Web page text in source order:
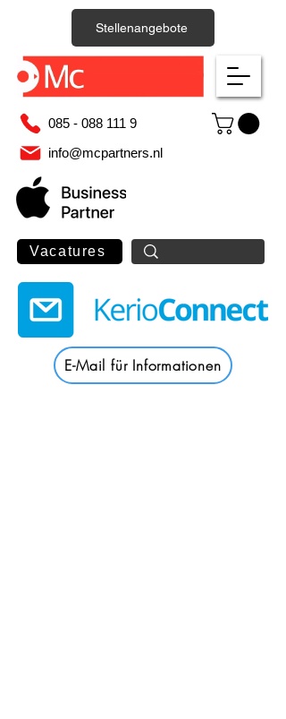
085 - 088 111 9
info@mcpartners.nl
Vacatures
Stellenangebote
E-Mail für Informationen